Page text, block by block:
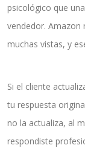
psicológico que
vendedor. Amazon
muchas vistas, y
Si el cliente
tu respuesta
no la actualiza, al
respondiste